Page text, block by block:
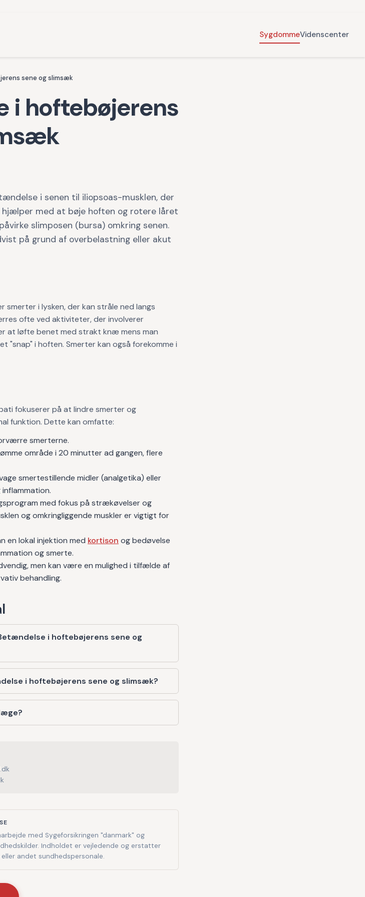
SygdommeVidenscenter
sene og slimsæk
i hoftebøjerens
i senen til iliopsoas-musklen, der
hjælper med at bøje hoften og rotere låret
slimposen (bursa) omkring senen.
på grund af overbelastning eller akut
smerter i lysken, der kan stråle ned langs
ofte ved aktiviteter, der involverer
at løfte benet med strakt knæ mens man
"snap" i hoften. Smerter kan også forekomme i
fokuserer på at lindre smerter og
funktion. Dette kan omfatte:
smerterne.
område i 20 minutter ad gangen, flere
smertestillende midler (analgetika) eller
inflammation.
med fokus på strækøvelser og
og omkringliggende muskler er vigtigt for
en lokal injektion med kortison og bedøvelse
og smerte.
men kan være en mulighed i tilfælde af
behandling.
i hoftebøjerens sene og
i hoftebøjerens sene og slimsæk?
med Sygeforsikringen "danmark" og
Indholdet er vejledende og erstatter
andet sundhedspersonale.